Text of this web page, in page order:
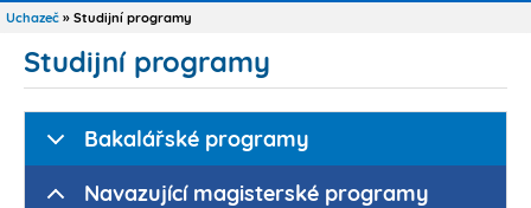
Drobečková
Uchazeč Studijní programy
Studijní programy
Bakalářské programy
Navazující magisterské programy